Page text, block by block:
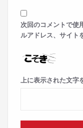
次回のコメントで使
ルアドレス、サイト
上に表示された文字